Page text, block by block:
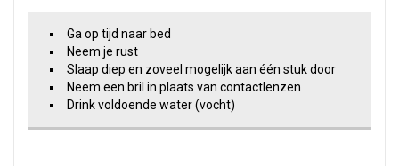
Ga op tijd naar bed
Neem je rust
Slaap diep en zoveel mogelijk aan één stuk door
Neem een bril in plaats van contactlenzen
Drink voldoende water (vocht)